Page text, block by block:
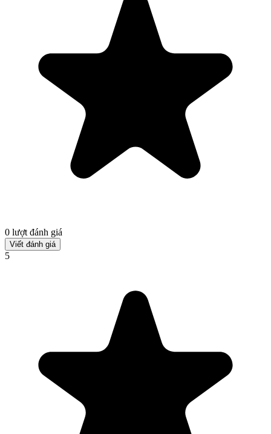
0 lượt đánh giá
Viết đánh giá
5